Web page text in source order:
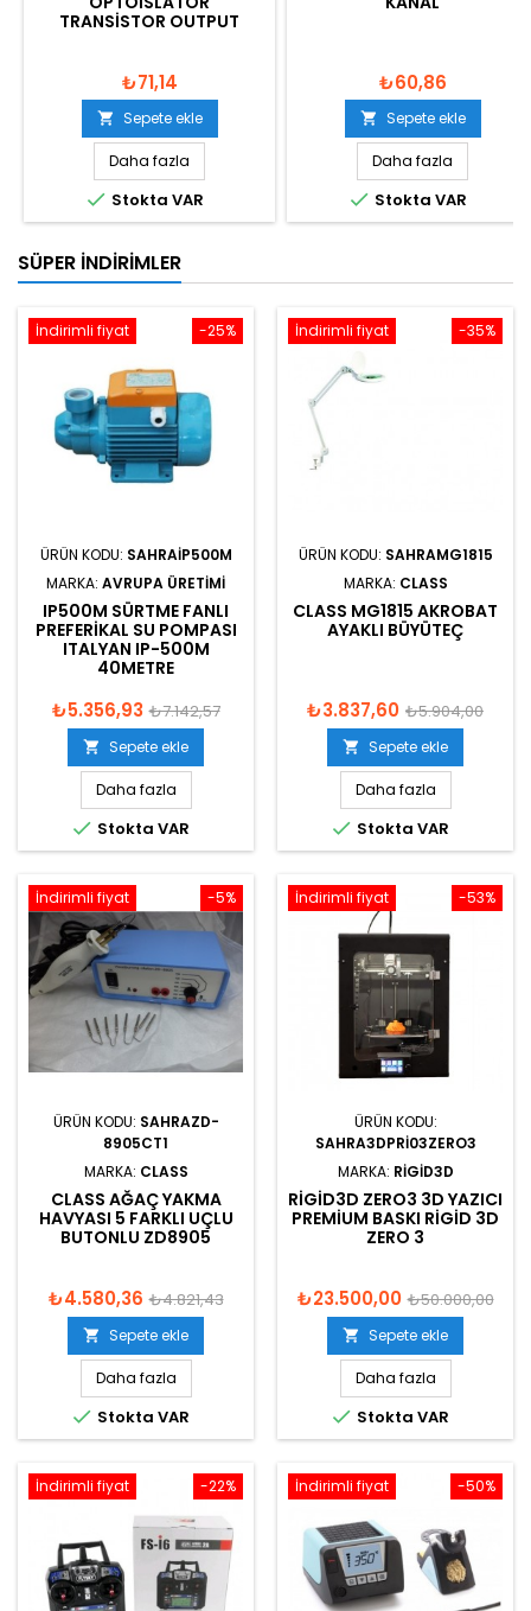
TRANSISTOR OUTPUT
₺71,14
 Sepete ekle
Daha fazla
 Stokta VAR
₺60,86
 Sepete ekle
Daha fazla
 Stokta VAR
SÜPER İNDIRIMLER
-25%
İndirimli fiyat
ÜRÜN KODU: SAHRAIP500M
MARKA: AVRUPA ÜRETIMI
IP500M SÜRTME FANLI
PREFERIKAL SU POMPASI
ITALYAN IP-500M
40METRE
₺5.356,93 ₺7.142,57
 Sepete ekle
Daha fazla
 Stokta VAR
-35%
İndirimli fiyat
ÜRÜN KODU: SAHRAMG1815
MARKA: CLASS
CLASS MG1815 AKROBAT
AYAKLI BÜYÜTEÇ
₺3.837,60 ₺5.904,00
 Sepete ekle
Daha fazla
 Stokta VAR
-5%
İndirimli fiyat
ÜRÜN KODU: SAHRAZD-
8905CT1
MARKA: CLASS
CLASS AĞAÇ YAKMA
HAVYASI 5 FARKLI UÇLU
BUTONLU ZD8905
₺4.580,36 ₺4.821,43
 Sepete ekle
Daha fazla
 Stokta VAR
-53%
İndirimli fiyat
ÜRÜN KODU:
SAHRA3DPRI03ZERO3
MARKA: RIGID3D
RIGID3D ZERO3 3D YAZICI
PREMIUM BASKI RIGID 3D
ZERO 3
₺23.500,00 ₺50.000,00
 Sepete ekle
Daha fazla
 Stokta VAR
-22%
İndirimli fiyat -50%
İndirimli fiyat